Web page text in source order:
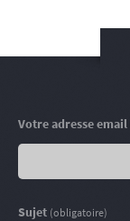
Votre adresse email
Sujet (obligatoire)